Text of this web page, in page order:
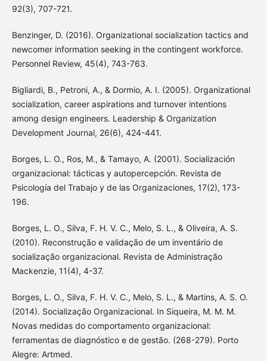
92(3), 707-721.
Benzinger, D. (2016). Organizational socialization tactics and
newcomer information seeking in the contingent workforce.
Personnel Review, 45(4), 743-763.
Bigliardi, B., Petroni, A., & Dormio, A. I. (2005). Organizational
socialization, career aspirations and turnover intentions
among design engineers. Leadership & Organization
Development Journal, 26(6), 424-441.
Borges, L. O., Ros, M., & Tamayo, A. (2001). Socialización
organizacional: tácticas y autopercepción. Revista de
Psicología del Trabajo y de las Organizaciones, 17(2), 173-
196.
Borges, L. O., Silva, F. H. V. C., Melo, S. L., & Oliveira, A. S.
(2010). Reconstrução e validação de um inventário de
socialização organizacional. Revista de Administração
Mackenzie, 11(4), 4-37.
Borges, L. O., Silva, F. H. V. C., Melo, S. L., & Martins, A. S. O.
(2014). Socialização Organizacional. In Siqueira, M. M. M.
Novas medidas do comportamento organizacional:
ferramentas de diagnóstico e de gestão. (268-279). Porto
Alegre: Artmed.